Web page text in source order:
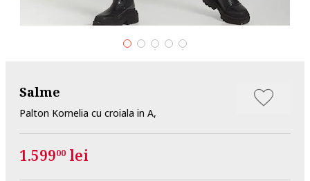
Salme
Palton Kornelia cu croiala in A,
1.59900 lei